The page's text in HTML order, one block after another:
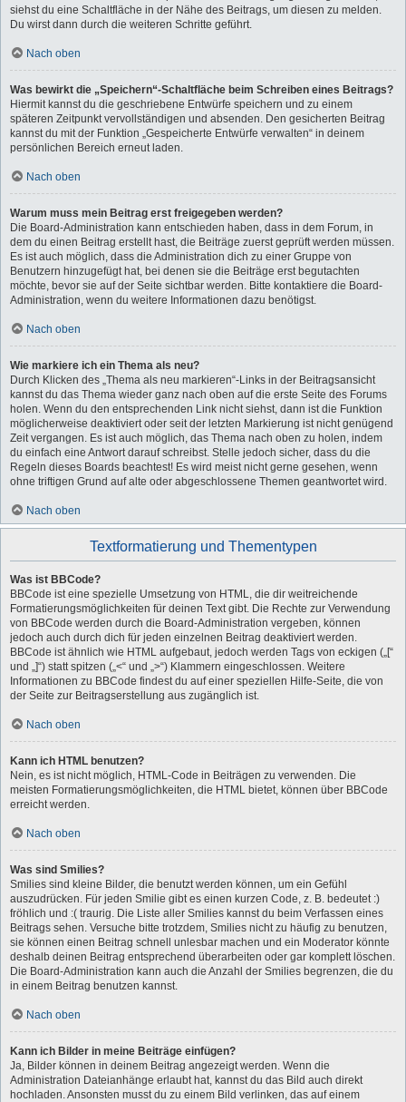
siehst du eine Schaltfläche in der Nähe des Beitrags, um diesen zu melden.
Du wirst dann durch die weiteren Schritte geführt.
Nach oben
Was bewirkt die „Speichern“-Schaltfläche beim Schreiben eines Beitrags?
Hiermit kannst du die geschriebene Entwürfe speichern und zu einem
späteren Zeitpunkt vervollständigen und absenden. Den gesicherten Beitrag
kannst du mit der Funktion „Gespeicherte Entwürfe verwalten“ in deinem
persönlichen Bereich erneut laden.
Nach oben
Warum muss mein Beitrag erst freigegeben werden?
Die Board-Administration kann entschieden haben, dass in dem Forum, in
dem du einen Beitrag erstellt hast, die Beiträge zuerst geprüft werden müssen.
Es ist auch möglich, dass die Administration dich zu einer Gruppe von
Benutzern hinzugefügt hat, bei denen sie die Beiträge erst begutachten
möchte, bevor sie auf der Seite sichtbar werden. Bitte kontaktiere die Board-
Administration, wenn du weitere Informationen dazu benötigst.
Nach oben
Wie markiere ich ein Thema als neu?
Durch Klicken des „Thema als neu markieren“-Links in der Beitragsansicht
kannst du das Thema wieder ganz nach oben auf die erste Seite des Forums
holen. Wenn du den entsprechenden Link nicht siehst, dann ist die Funktion
möglicherweise deaktiviert oder seit der letzten Markierung ist nicht genügend
Zeit vergangen. Es ist auch möglich, das Thema nach oben zu holen, indem
du einfach eine Antwort darauf schreibst. Stelle jedoch sicher, dass du die
Regeln dieses Boards beachtest! Es wird meist nicht gerne gesehen, wenn
ohne triftigen Grund auf alte oder abgeschlossene Themen geantwortet wird.
Nach oben
Textformatierung und Thementypen
Was ist BBCode?
BBCode ist eine spezielle Umsetzung von HTML, die dir weitreichende
Formatierungsmöglichkeiten für deinen Text gibt. Die Rechte zur Verwendung
von BBCode werden durch die Board-Administration vergeben, können
jedoch auch durch dich für jeden einzelnen Beitrag deaktiviert werden.
BBCode ist ähnlich wie HTML aufgebaut, jedoch werden Tags von eckigen („[“
und „]“) statt spitzen („<“ und „>“) Klammern eingeschlossen. Weitere
Informationen zu BBCode findest du auf einer speziellen Hilfe-Seite, die von
der Seite zur Beitragserstellung aus zugänglich ist.
Nach oben
Kann ich HTML benutzen?
Nein, es ist nicht möglich, HTML-Code in Beiträgen zu verwenden. Die
meisten Formatierungsmöglichkeiten, die HTML bietet, können über BBCode
erreicht werden.
Nach oben
Was sind Smilies?
Smilies sind kleine Bilder, die benutzt werden können, um ein Gefühl
auszudrücken. Für jeden Smilie gibt es einen kurzen Code, z. B. bedeutet :)
fröhlich und :( traurig. Die Liste aller Smilies kannst du beim Verfassen eines
Beitrags sehen. Versuche bitte trotzdem, Smilies nicht zu häufig zu benutzen,
sie können einen Beitrag schnell unlesbar machen und ein Moderator könnte
deshalb deinen Beitrag entsprechend überarbeiten oder gar komplett löschen.
Die Board-Administration kann auch die Anzahl der Smilies begrenzen, die du
in einem Beitrag benutzen kannst.
Nach oben
Kann ich Bilder in meine Beiträge einfügen?
Ja, Bilder können in deinem Beitrag angezeigt werden. Wenn die
Administration Dateianhänge erlaubt hat, kannst du das Bild auch direkt
hochladen. Ansonsten musst du zu einem Bild verlinken, das auf einem